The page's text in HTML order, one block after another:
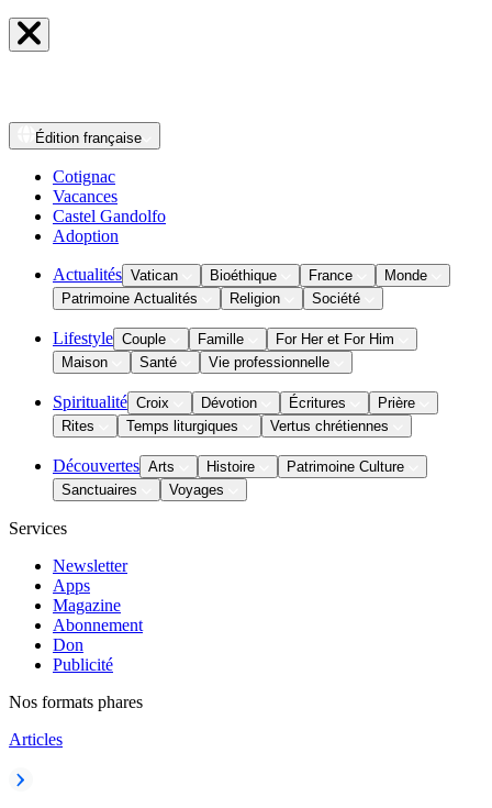
Édition française
Cotignac
Vacances
Castel Gandolfo
Adoption
Actualités Vatican Bioéthique France
Monde
Patrimoine Actualités
Religion Société
Lifestyle Couple Famille
For Her et For Him
Maison
Santé Vie professionnelle
Spiritualité Croix Dévotion Écritures
Prière
Rites
Temps liturgiques Vertus chrétiennes
Découvertes Arts Histoire
Patrimoine Culture
Sanctuaires
Voyages
Services
Newsletter
Apps
Magazine
Abonnement
Don
Publicité
Nos formats phares
Articles